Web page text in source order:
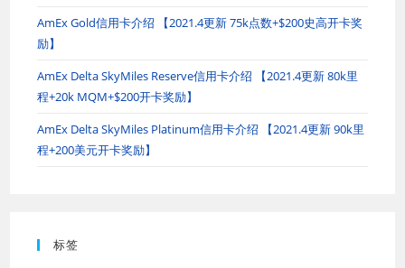
AmEx Gold信用卡介绍 【2021.4更新 75k点数+$200史高开卡奖
励】
AmEx Delta SkyMiles Reserve信用卡介绍 【2021.4更新 80k里
程+20k MQM+$200开卡奖励】
AmEx Delta SkyMiles Platinum信用卡介绍 【2021.4更新 90k里
程+200美元开卡奖励】
标签